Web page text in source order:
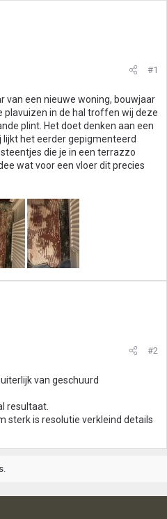
#1
van een nieuwe woning, bouwjaar
plavuizen in de hal troffen wij deze
plint. Het doet denken aan een
het eerder gepigmenteerd
die je in een terrazzo
wat voor een vloer dit precies
#2
van geschuurd
resultaat.
sterk is resolutie verkleind details